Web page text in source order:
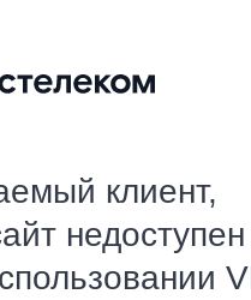
клиент,
недоступен